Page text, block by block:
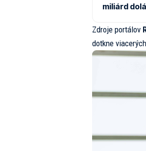
miliárd
Zdroje portálov
dotkne